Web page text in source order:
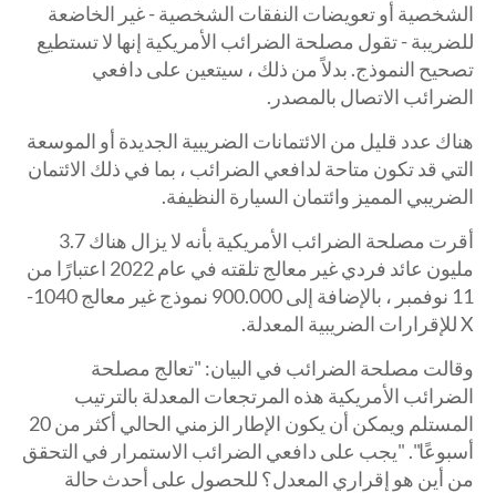
الشخصية أو تعويضات النفقات الشخصية - غير الخاضعة
للضريبة - تقول مصلحة الضرائب الأمريكية إنها لا تستطيع
تصحيح النموذج. بدلاً من ذلك ، سيتعين على دافعي
الضرائب الاتصال بالمصدر.
هناك عدد قليل من الائتمانات الضريبية الجديدة أو الموسعة
التي قد تكون متاحة لدافعي الضرائب ، بما في ذلك الائتمان
الضريبي المميز وائتمان السيارة النظيفة.
أقرت مصلحة الضرائب الأمريكية بأنه لا يزال هناك 3.7
مليون عائد فردي غير معالج تلقته في عام 2022 اعتبارًا من
11 نوفمبر ، بالإضافة إلى 900.000 نموذج غير معالج 1040-
X للإقرارات الضريبية المعدلة.
وقالت مصلحة الضرائب في البيان: "تعالج مصلحة
الضرائب الأمريكية هذه المرتجعات المعدلة بالترتيب
المستلم ويمكن أن يكون الإطار الزمني الحالي أكثر من 20
أسبوعًا". "يجب على دافعي الضرائب الاستمرار في التحقق
من أين هو إقراري المعدل؟ للحصول على أحدث حالة